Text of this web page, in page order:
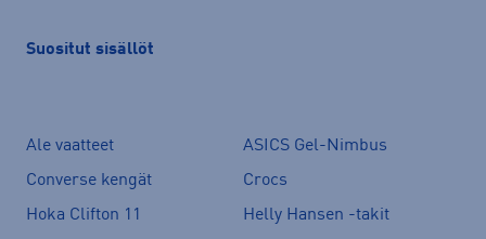
Suositut sisällöt
Ale vaatteet
ASICS Gel-Nimbus
Converse kengät
Crocs
Hoka Clifton 11
Helly Hansen -takit